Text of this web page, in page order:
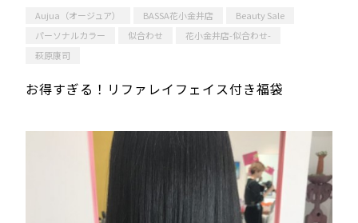
Aujua（オージュア）
BASSA花小金井店
Beauty Sale
パーソナルカラー
似合わせ
花小金井店-似合わせ-
萩原康司
お得すぎる！リファレイフェイス付き福袋